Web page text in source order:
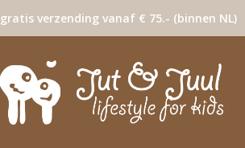
gratis verzending vanaf € 75.- (binnen NL)